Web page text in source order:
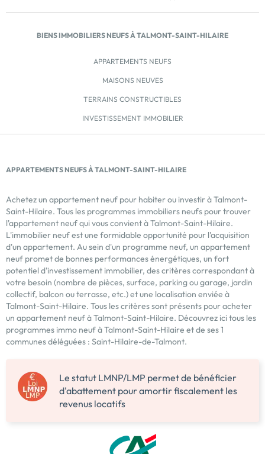
accès facile et pratique à tous les étages. Sécurité
renforcée avec visiophone, pour vivre en toute
tranquillité. Isolation acoustique optimale offrant un
calme absolu. Finitions et matériaux haut de gamme ,
emplacement idéal Pourquoi Choisir Le TERRE de
LUMIERE ? Exclusivité : Seulement 24 appartements
dans une résidence à taille humaine. Prestige : Une
qualité. Accessibilité : Proche des commerces, écoles,
services et activités […] Voir le programme
BIENS IMMOBILIERS NEUFS À TALMONT-SAINT-HILAIRE
APPARTEMENTS NEUFS
MAISONS NEUVES
TERRAINS CONSTRUCTIBLES
INVESTISSEMENT IMMOBILIER
APPARTEMENTS NEUFS À TALMONT-SAINT-HILAIRE
Achetez un appartement neuf pour habiter ou investir à Talmont-
Saint-Hilaire. Tous les programmes immobiliers neufs pour trouver
l'appartement neuf qui vous convient à Talmont-Saint-Hilaire.
L'immobilier neuf est une formidable opportunité pour l'acquisition
d'un appartement. Au sein d'un programme neuf, un appartement
neuf promet de bonnes performances énergétiques, un fort
potentiel d'investissement immobilier, des critères correspondant à
votre besoin (nombre de pièces, surface, parking ou garage, jardin
collectif, balcon ou terrasse, etc.) et une localisation enviée à
Talmont-Saint-Hilaire. Tous les critères sont présents pour acheter
un appartement neuf à Talmont-Saint-Hilaire. Découvrez ici tous les
programmes immo neuf à Talmont-Saint-Hilaire et de ses 1
communes déléguées : Saint-Hilaire-de-Talmont.
Le statut LMNP/LMP permet de bénéficier
d'abattement pour amortir fiscalement les
revenus locatifs